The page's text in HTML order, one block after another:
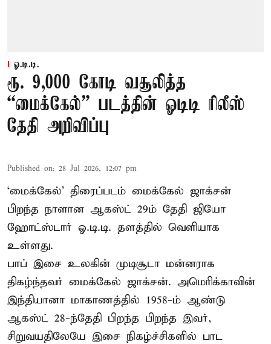
ஓ.டி.டி.
ரூ. 9,000 கோடி வசூலித்த
“மைக்கேல்” படத்தின் ஓடிடி ரிலீஸ்
தேதி அறிவிப்பு
Published on: 28 Jul 2026, 12:07 pm
‘மைக்கேல்’ திரைப்படம் மைக்கேல் ஜாக்சன்
பிறந்த நாளான ஆகஸ்ட் 29ம் தேதி ஜியோ
ஹோட்ஸ்டார் ஓ.டி.டி. தளத்தில் வெளியாக
உள்ளது.
பாப் இசை உலகின் முடிசூடா மன்னராக
திகழ்ந்தவர் மைக்கேல் ஜாக்சன். அமெரிக்காவின்
இந்தியானா மாகாணத்தில் 1958-ம் ஆண்டு
ஆகஸ்ட் 28-ந்தேதி பிறந்த பிறந்த இவர்,
சிறுவயதிலேயே இசை நிகழ்ச்சிகளில் பாட